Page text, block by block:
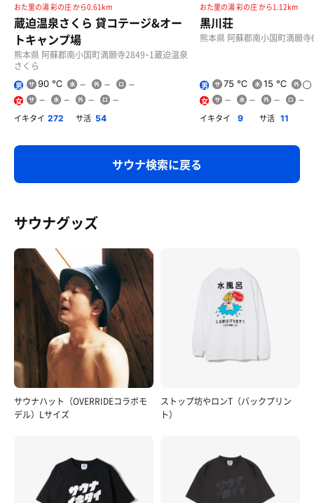
おた里の湯 彩の庄 から0.61km
蔵迫温泉さくら 貸コテージ&オー
トキャンプ場
熊本県 阿蘇郡南小国町満願寺2849ｰ1蔵迫温泉
さくら
男 90 ℃
女
イキタイ 272 サ活 54
おた里の湯 彩の庄 から1.12km
黒川荘
熊本県 阿蘇郡南小国町満願
男 75 ℃ 15 ℃
女
イキタイ 9 サ活 11
サウナ検索に戻る
サウナグッズ
サウナハット（OVERRIDEコラボモ
デル）Lサイズ
ストップ坊やロンT（バックプリン
ト）